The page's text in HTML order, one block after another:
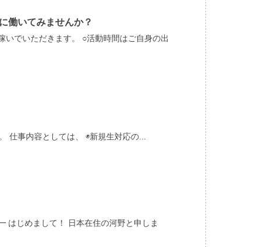
働いてみませんか？
いでいただきます。 ○活動時間はご自身の出
仕事内容としては、 ◉新規生対応の...
まして！ 日本在住の河野と申しま